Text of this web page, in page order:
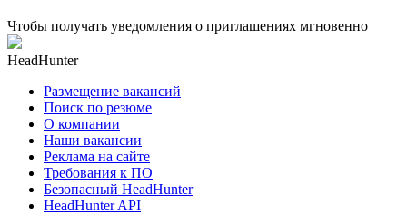
Чтобы получать уведомления о приглашениях мгновенно
HeadHunter
Размещение вакансий
Поиск по резюме
О компании
Наши вакансии
Реклама на сайте
Требования к ПО
Безопасный HeadHunter
HeadHunter API